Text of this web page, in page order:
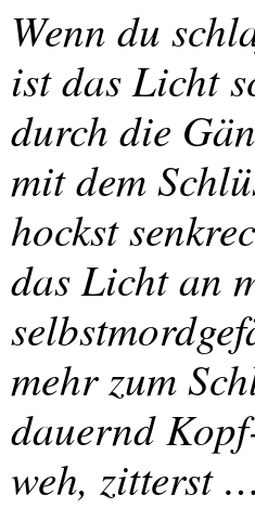
Wenn du
ist das Licht
durch die
mit dem
hockst
das Licht an
mehr zum
dauernd
weh, zitterst …